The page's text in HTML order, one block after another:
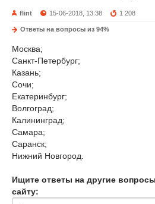
flint 15-06-2018, 13:38 1 208
Ответы на вопросы из 94%
Москва;
Санкт-Петербург;
Казань;
Сочи;
Екатеринбург;
Волгоград;
Калининград;
Самара;
Саранск;
Нижний Новгород.
Ищите ответы на другие
сайту: